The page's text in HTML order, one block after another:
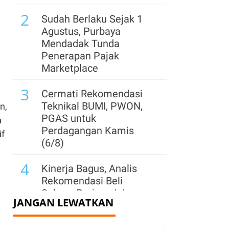
2
Sudah Berlaku Sejak 1
Agustus, Purbaya
Mendadak Tunda
Penerapan Pajak
Marketplace
3
Cermati Rekomendasi
Teknikal BUMI, PWON,
PGAS untuk
Perdagangan Kamis
(6/8)
4
Kinerja Bagus, Analis
Rekomendasi Beli
Saham Prajogo Ini
dengan Target Harga 3x
Lipat
JANGAN LEWATKAN